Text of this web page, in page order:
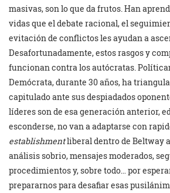
masivas, son lo que da frutos. Han
vidas que el debate racional, el
evitación de conflictos les ayudan a
Desafortunadamente, estos rasgos y
funcionan contra los autócratas.
Demócrata, durante 30 años, ha
capitulado ante sus despiadados
líderes son de esa generación anterior,
esconderse, no van a adaptarse con
establishmentliberal dentro de Beltway
análisis sobrio, mensajes moderados,
procedimientos y, sobre todo… por
prepararnos para desafiar esas